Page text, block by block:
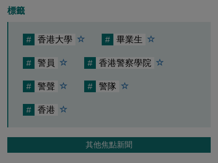
標籤
# 香港大學 # 畢業生
# 警員 # 香港警察學院
# 警聲 # 警隊
# 香港
其他焦點新聞